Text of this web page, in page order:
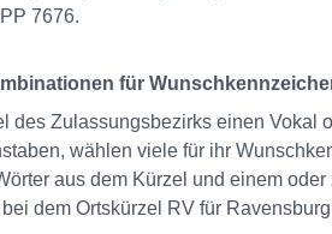
7676.
für
des Zulassungsbezirks einen Vokal
wählen viele für ihr
aus dem Kürzel und einem
dem Ortskürzel RV für